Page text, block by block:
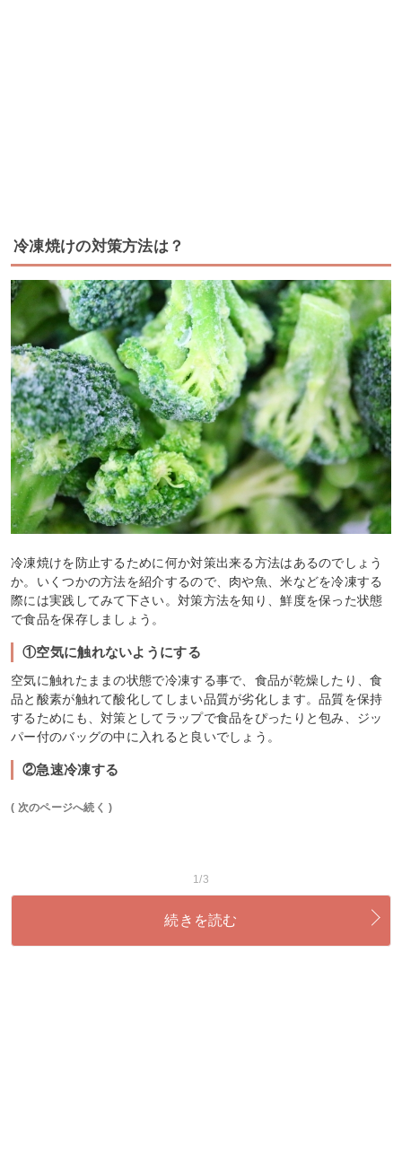
冷凍焼けの対策方法は？
冷凍焼けを防止するために何か対策出来る方法はあるのでしょう
か。いくつかの方法を紹介するので、肉や魚、米などを冷凍する
際には実践してみて下さい。対策方法を知り、鮮度を保った状態
で食品を保存しましょう。
①空気に触れないようにする
空気に触れたままの状態で冷凍する事で、食品が乾燥したり、食
品と酸素が触れて酸化してしまい品質が劣化します。品質を保持
するためにも、対策としてラップで食品をぴったりと包み、ジッ
パー付のバッグの中に入れると良いでしょう。
②急速冷凍する
( 次のページへ続く )
1/3
続きを読む